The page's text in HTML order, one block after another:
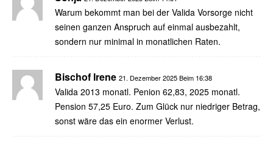
Warum bekommt man bei der Valida Vorsorge nicht
seinen ganzen Anspruch auf einmal ausbezahlt,
sondern nur minimal in monatlichen Raten.
Bischof Irene 21. Dezember 2025 Beim 16:38
Valida 2013 monatl. Penion 62,83, 2025 monatl.
Pension 57,25 Euro. Zum Glück nur niedriger Betrag,
sonst wäre das ein enormer Verlust.